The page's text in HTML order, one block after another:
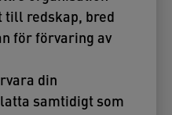
till redskap, bred
för förvaring av
din
samtidigt som